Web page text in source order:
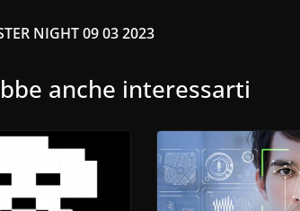
NIGHT 09 03 2023
anche interessarti